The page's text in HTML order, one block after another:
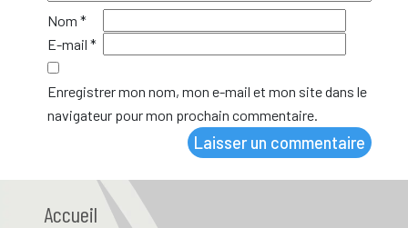
Nom *
E-mail *
Enregistrer mon nom, mon e-mail et mon site dans le
navigateur pour mon prochain commentaire.
Accueil